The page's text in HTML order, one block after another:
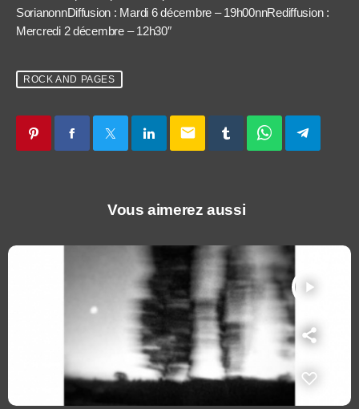
SorianonnDiffusion : Mardi 6 décembre – 19h00nnRediffusion :
Mercredi 2 décembre – 12h30″
ROCK AND PAGES
email
Vous aimerez aussi
play_arrow